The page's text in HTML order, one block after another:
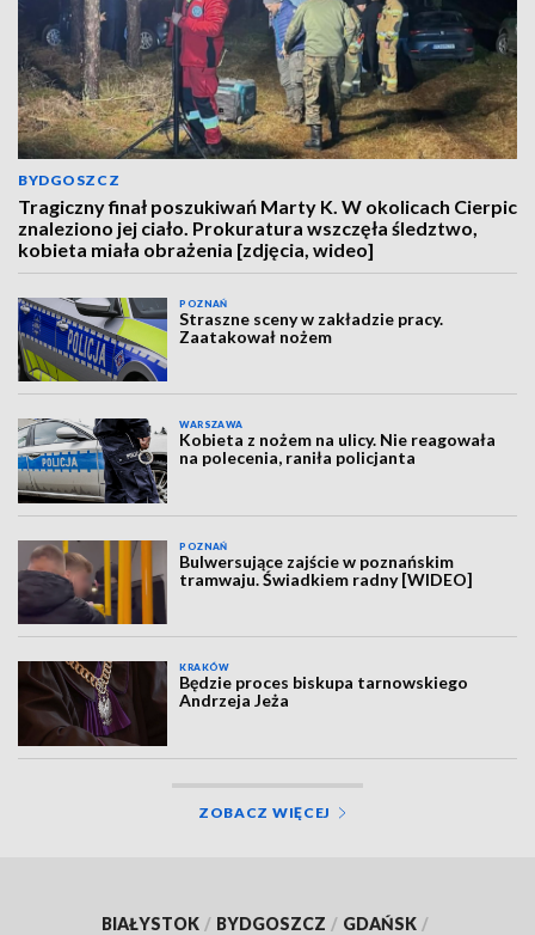
BYDGOSZCZ
Tragiczny finał poszukiwań Marty K. W okolicach Cierpic
znaleziono jej ciało. Prokuratura wszczęła śledztwo,
kobieta miała obrażenia [zdjęcia, wideo]
POZNAŃ
Straszne sceny w zakładzie pracy.
Zaatakował nożem
WARSZAWA
Kobieta z nożem na ulicy. Nie reagowała
na polecenia, raniła policjanta
POZNAŃ
Bulwersujące zajście w poznańskim
tramwaju. Świadkiem radny [WIDEO]
KRAKÓW
Będzie proces biskupa tarnowskiego
Andrzeja Jeża
ZOBACZ WIĘCEJ
BIAŁYSTOK / BYDGOSZCZ / GDAŃSK /